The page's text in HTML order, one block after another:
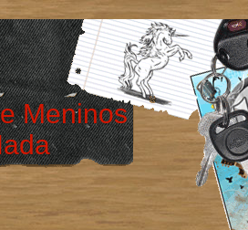
Meninos